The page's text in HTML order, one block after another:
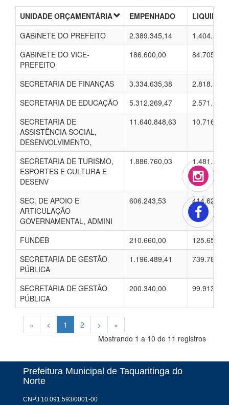
UNIDADE ORÇAMENTÁRIA EMPENHADO
GABINETE DO PREFEITO
2.389.345,14
GABINETE DO VICE-
PREFEITO
186.600,00 84.705,00
SECRETARIA DE FINANÇAS 3.334.635,38
SECRETARIA DE EDUCAÇÃO
5.312.269,47
SECRETARIA DE
ASSISTÊNCIA SOCIAL,
DESENVOLVIMENTO,
11.640.848,63
SECRETARIA DE TURISMO,
ESPORTES E CULTURA E
DESENV
1.886.760,03
SEC. DE APOIO E
ARTICULAÇÃO
GOVERNAMENTAL, ADMINI
606.243,53 414.627,50
FUNDEB 210.660,00
125.652,33
SECRETARIA DE GESTÃO
PÚBLICA
1.196.489,41 739.781,11
SECRETARIA DE GESTÃO
PÚBLICA
200.340,00 99.913,67
« < 1 2 >
»
Mostrando 1 a 10 de 11 registros
Prefeitura Municipal de Taquaritinga do
Norte
CNPJ 10.091.593/0001-00